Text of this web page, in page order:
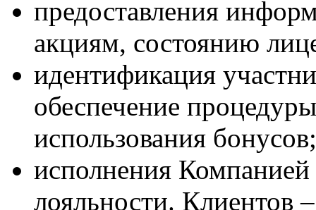
предоставления
акциям, состоянию
идентификация
обеспечение
использования бонусов;
исполнения Компанией
лояльности. Клиентов